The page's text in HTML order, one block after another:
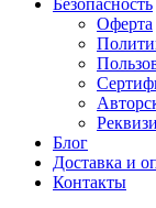
Оферта
Блог
Доставка и
Контакты